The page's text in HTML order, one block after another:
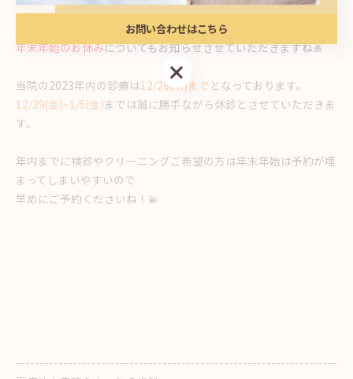
予約ください。
年末年始のお休みについてもお知らせさせていただきますね🎍
当院の2023年内の診療は12/28(木)まで となっております。
12/29(金)~1/5(金)までは誠に勝手ながら休診とさせていただきま
す。
年内までに検診やクリーニングご希望の方は年末年始は予約が埋
まってしまいやすいので
早めにご予約くださいね！💫
--------------------------------------------------------------------
お問い合わせはこちら
お問い合わせはこちら